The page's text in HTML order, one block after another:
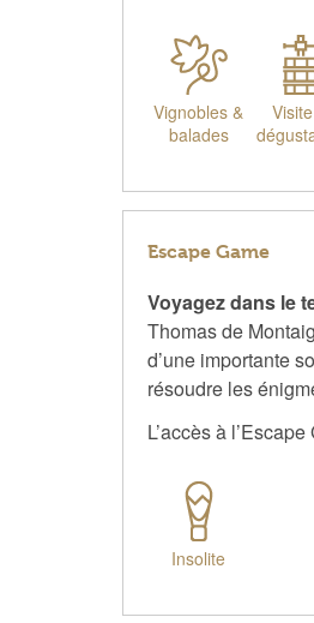
Vignobles &
balades
Escape Game
Voyagez dans le
Thomas de
d’une importante
résoudre les
L’accès à
Insolite